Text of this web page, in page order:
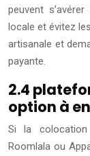
peuvent
locale et évitez
artisanale et
payante.
2.4
option à
Si la
Roomlala ou